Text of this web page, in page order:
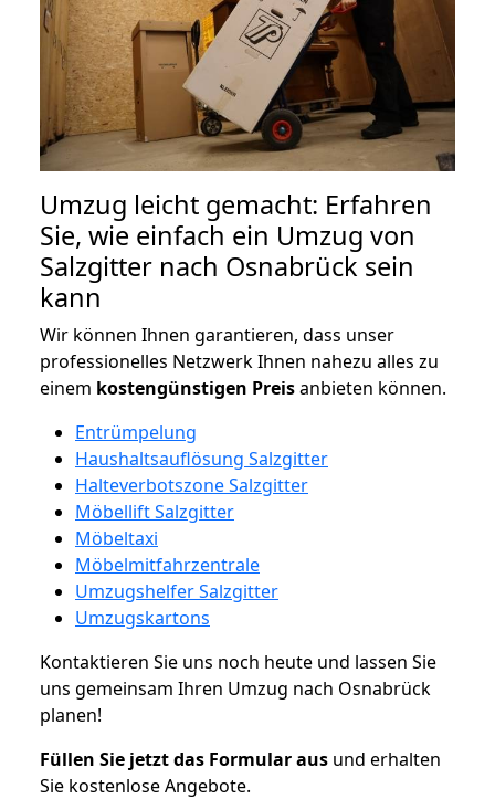
Umzug leicht gemacht: Erfahren
Sie, wie einfach ein Umzug von
Salzgitter nach Osnabrück sein
kann
Wir können Ihnen garantieren, dass unser
professionelles Netzwerk Ihnen nahezu alles zu
einem kostengünstigen Preisanbieten können.
Entrümpelung
Haushaltsauflösung Salzgitter
Halteverbotszone Salzgitter
Möbellift Salzgitter
Möbeltaxi
Möbelmitfahrzentrale
Umzugshelfer Salzgitter
Umzugskartons
Kontaktieren Sie uns noch heute und lassen Sie
uns gemeinsam Ihren Umzug nach Osnabrück
planen!
Füllen Sie jetzt das Formular aus und erhalten
Sie kostenlose Angebote.